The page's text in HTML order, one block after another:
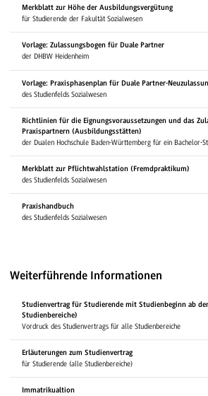
Merkblatt zur Höhe der Ausbildungsvergütung
für Studierende der Fakultät Sozialwesen
Vorlage: Zulassungsbogen für Duale Partner
der DHBW Heidenheim
Vorlage: Praxisphasenplan für Duale Partner-
des Studienfelds Sozialwesen
Richtlinien für die Eignungsvoraussetzungen und das
Praxispartnern (Ausbildungsstätten)
der Dualen Hochschule Baden-Württemberg für ein Bachelor-
Merkblatt zur Pflichtwahlstation (Fremdpraktikum)
des Studienfelds Sozialwesen
Praxishandbuch
des Studienfelds Sozialwesen
Weiterführende Informationen
Studienvertrag für Studierende mit Studienbeginn ab
Studienbereiche)
Vordruck des Studienvertrags für alle Studienbereiche
Erläuterungen zum Studienvertrag
für Studierende (alle Studienbereiche)
Immatrikualtion